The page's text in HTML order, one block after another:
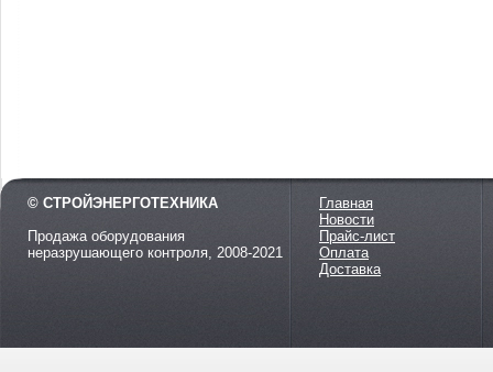
© СТРОЙЭНЕРГОТЕХНИКА
Продажа оборудования
неразрушающего контроля, 2008-2021
Главная
Новости
Прайс-лист
Оплата
Доставка